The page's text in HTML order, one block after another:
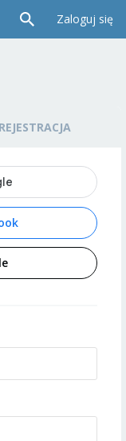
Zaloguj się
REJESTRACJA